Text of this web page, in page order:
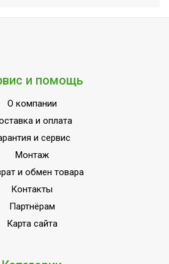
и помощь
О компании
и оплата
и сервис
Монтаж
и обмен товара
Контакты
Партнёрам
Карта сайта